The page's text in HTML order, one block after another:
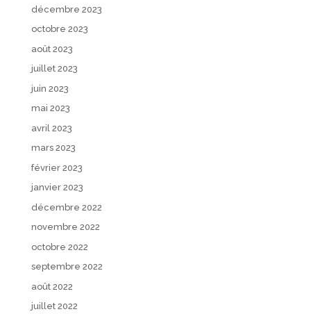
décembre 2023
octobre 2023
août 2023
juillet 2023
juin 2023
mai 2023
avril 2023
mars 2023
février 2023
janvier 2023
décembre 2022
novembre 2022
octobre 2022
septembre 2022
août 2022
juillet 2022